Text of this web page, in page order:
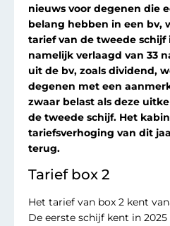
nieuws voor degenen die
belang hebben in een bv,
tarief van de tweede schijf
namelijk verlaagd van 33
uit de bv, zoals dividend,
degenen met een
zwaar belast als deze
de tweede schijf. Het
tariefsverhoging van dit
terug.
Tarief box 2
Het tarief van box 2 kent
De eerste schijf kent in 2025